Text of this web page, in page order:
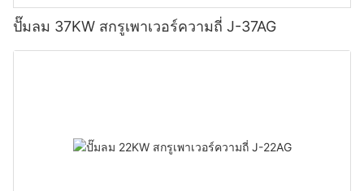
ปั๊มลม 37KW สกรูเพาเวอร์ความถี่ J-37AG